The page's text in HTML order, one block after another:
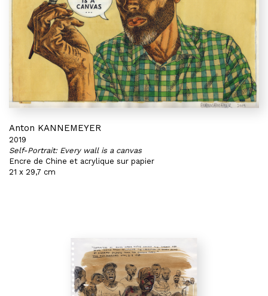
Anton KANNEMEYER
2019
Self-Portrait: Every wall is a canvas
Encre de Chine et acrylique sur papier
21 x 29,7 cm